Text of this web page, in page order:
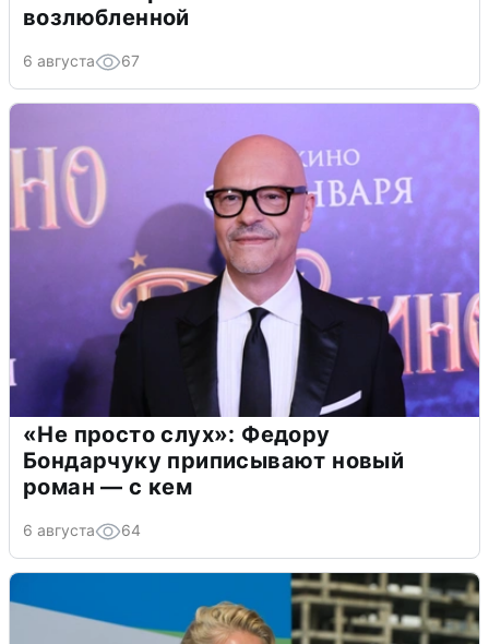
возлюбленной
6 августа 67
«Не просто слух»: Федору
Бондарчуку приписывают новый
роман — с кем
6 августа 64